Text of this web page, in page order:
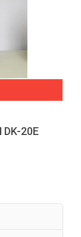
DK-20E